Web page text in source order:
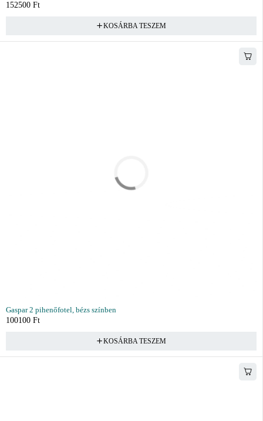
152500 Ft
KOSÁRBA TESZEM
Gaspar 2 pihenőfotel, bézs színben
100100 Ft
KOSÁRBA TESZEM